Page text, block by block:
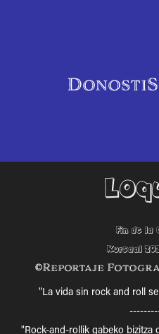
Fin de la
Kursaal
©Reportaje
"La vida sin rock and roll
"Rock-and-rollik gabeko bizitza